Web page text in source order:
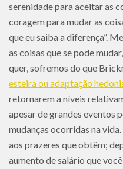
serenidade para aceitar as
coragem para mudar as
que eu saiba a diferença”.
as coisas que se pode
quer, sofremos do que
esteira ou adaptação
retornarem a níveis
apesar de grandes eventos
mudanças ocorridas na
aos prazeres que obtêm;
aumento de salário que